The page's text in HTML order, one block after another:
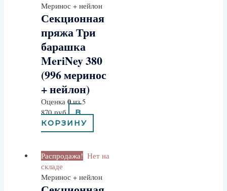
Меринос + нейлон
Секционная
пряжа Три
барашка
MeriNey 380
(996 меринос
+ нейлон)
Оценка 0из 5
870руб
В
КОРЗИНУ
Распродажа! Нет на
складе
Меринос + нейлон